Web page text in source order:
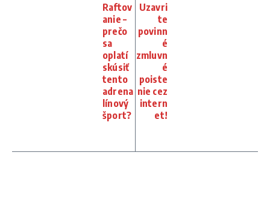
Raftov
anie –
prečo
sa
oplatí
skúsiť
tento
adrena
línový
šport?
Uzavri
te
povinn
é
zmluvn
é
poiste
nie cez
intern
et!